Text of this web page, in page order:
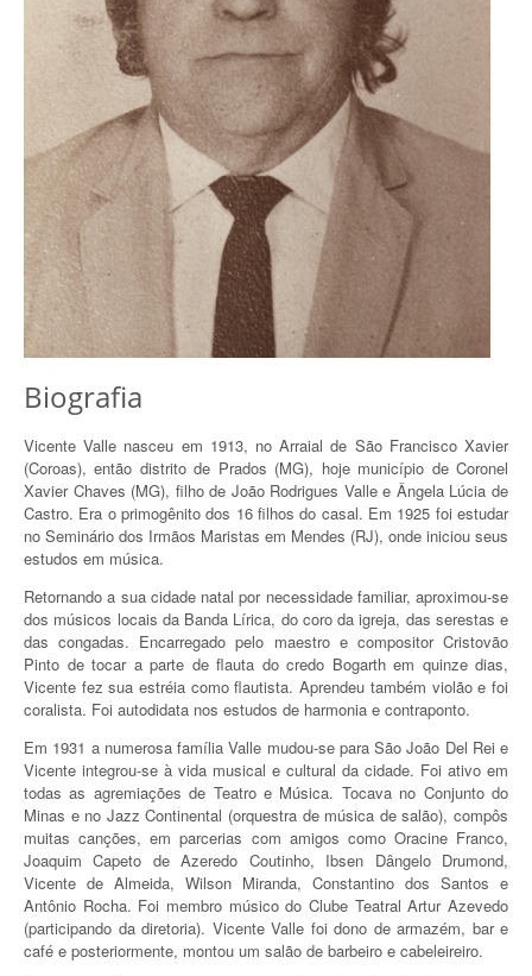
Biografia
Vicente Valle nasceu em 1913, no Arraial de São Francisco Xavier
(Coroas), então distrito de Prados (MG), hoje município de Coronel
Xavier Chaves (MG), filho de João Rodrigues Valle e Ângela Lúcia de
Castro. Era o primogênito dos 16 filhos do casal. Em 1925 foi estudar
no Seminário dos Irmãos Maristas em Mendes (RJ), onde iniciou seus
estudos em música.
Retornando a sua cidade natal por necessidade familiar, aproximou-se
dos músicos locais da Banda Lírica, do coro da igreja, das serestas e
das congadas. Encarregado pelo maestro e compositor Cristovão
Pinto de tocar a parte de flauta do credo Bogarth em quinze dias,
Vicente fez sua estréia como flautista. Aprendeu também violão e foi
coralista. Foi autodidata nos estudos de harmonia e contraponto.
Em 1931 a numerosa família Valle mudou-se para São João Del Rei e
Vicente integrou-se à vida musical e cultural da cidade. Foi ativo em
todas as agremiações de Teatro e Música. Tocava no Conjunto do
Minas e no Jazz Continental (orquestra de música de salão), compôs
muitas canções, em parcerias com amigos como Oracine Franco,
Joaquim Capeto de Azeredo Coutinho, Ibsen Dângelo Drumond,
Vicente de Almeida, Wilson Miranda, Constantino dos Santos e
Antônio Rocha. Foi membro músico do Clube Teatral Artur Azevedo
(participando da diretoria). Vicente Valle foi dono de armazém, bar e
café e posteriormente, montou um salão de barbeiro e cabeleireiro.